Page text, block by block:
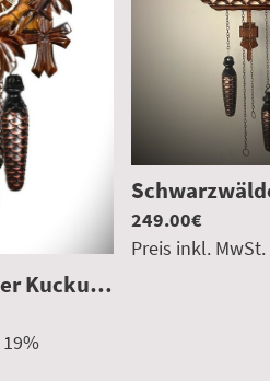
HE20
Schwarzwälder Kuckucksuhr geschnitzt
19%
249.00€
Preis inkl. MwSt.